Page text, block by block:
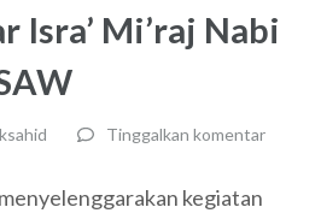
Isra’ Mi’raj Nabi
Tinggalkan komentar
kegiatan